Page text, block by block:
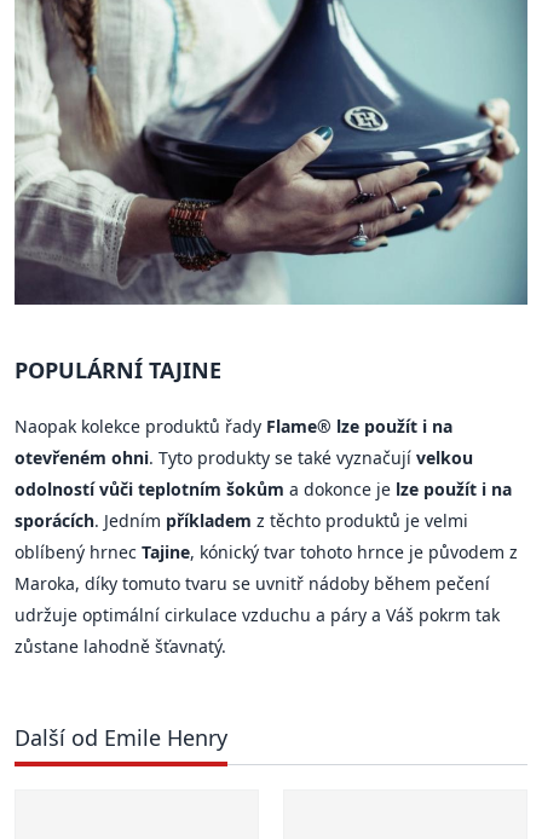
POPULÁRNÍ TAJINE
Naopak kolekce produktů řady Flame® lze použít i na
otevřeném ohni. Tyto produkty se také vyznačují velkou
odolností vůči teplotním šokům a dokonce je lze použít i na
sporácích. Jedním příkladem z těchto produktů je velmi
oblíbený hrnec Tajine, kónický tvar tohoto hrnce je původem z
Maroka, díky tomuto tvaru se uvnitř nádoby během pečení
udržuje optimální cirkulace vzduchu a páry a Váš pokrm tak
zůstane lahodně šťavnatý.
Další od Emile Henry